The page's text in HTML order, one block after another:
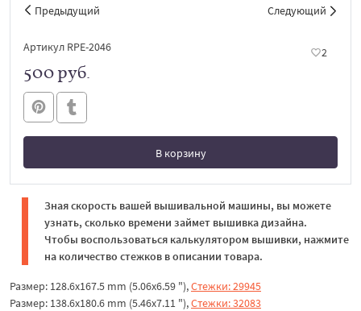
Предыдущий Следующий
Артикул RPE-2046 2
500 руб.
В корзину
В корзине
Зная скорость вашей вышивальной машины, вы можете
узнать, сколько времени займет вышивка дизайна.
Чтобы воспользоваться калькулятором вышивки, нажмите
на количество стежков в описании товара.
Размер: 128.6x167.5 mm (5.06x6.59 "),Стежки: 29945
Размер: 138.6x180.6 mm (5.46x7.11 "),Стежки: 32083